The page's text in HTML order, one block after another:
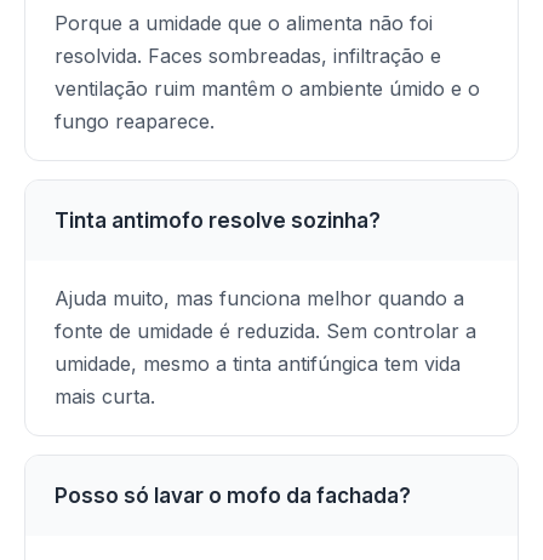
Porque a umidade que o alimenta não foi
resolvida. Faces sombreadas, infiltração e
ventilação ruim mantêm o ambiente úmido e o
fungo reaparece.
Tinta antimofo resolve sozinha?
Ajuda muito, mas funciona melhor quando a
fonte de umidade é reduzida. Sem controlar a
umidade, mesmo a tinta antifúngica tem vida
mais curta.
Posso só lavar o mofo da fachada?